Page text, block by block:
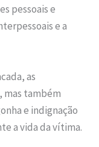
pessoais e
e a
as
mas também
e indignação
a vida da vítima.